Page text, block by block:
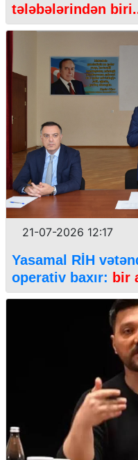
tələbələrindən
21-07-2026 12:17
Yasamal RİH
operativ baxır: bir